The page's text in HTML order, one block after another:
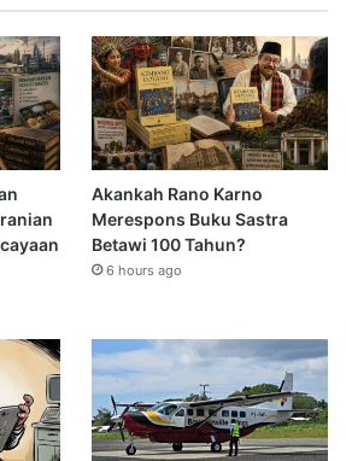
Akankah Rano Karno
Merespons Buku Sastra
Betawi 100 Tahun?
6 hours ago